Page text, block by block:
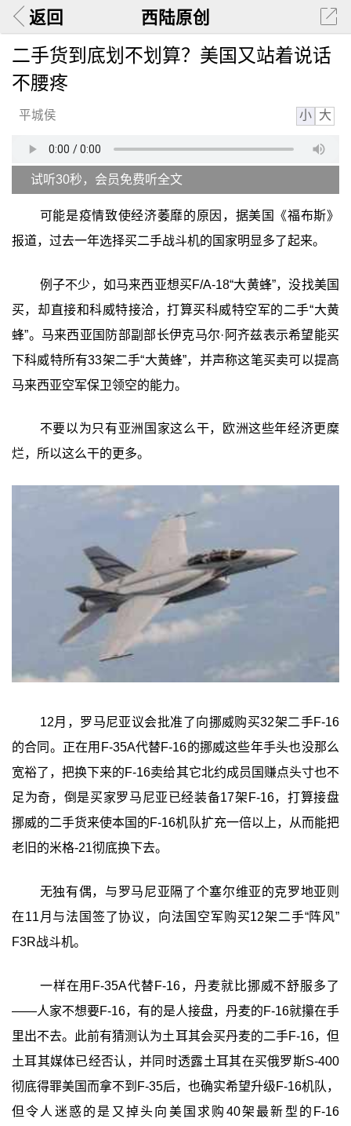
返回 西陆原创
二手货到底划不划算？美国又站着说话
不腰疼
平城侯 小 大
试听30秒，会员免费听全文
可能是疫情致使经济萎靡的原因，据美国《福布斯》
报道，过去一年选择买二手战斗机的国家明显多了起来。
例子不少，如马来西亚想买F/A-18“大黄蜂”，没找美国
买，却直接和科威特接洽，打算买科威特空军的二手“大黄
蜂”。马来西亚国防部副部长伊克马尔·阿齐兹表示希望能买
下科威特所有33架二手“大黄蜂”，并声称这笔买卖可以提高
马来西亚空军保卫领空的能力。
不要以为只有亚洲国家这么干，欧洲这些年经济更糜
烂，所以这么干的更多。
12月，罗马尼亚议会批准了向挪威购买32架二手F-16
的合同。正在用F-35A代替F-16的挪威这些年手头也没那么
宽裕了，把换下来的F-16卖给其它北约成员国赚点头寸也不
足为奇，倒是买家罗马尼亚已经装备17架F-16，打算接盘
挪威的二手货来使本国的F-16机队扩充一倍以上，从而能把
老旧的米格-21彻底换下去。
无独有偶，与罗马尼亚隔了个塞尔维亚的克罗地亚则
在11月与法国签了协议，向法国空军购买12架二手“阵风”
F3R战斗机。
一样在用F-35A代替F-16，丹麦就比挪威不舒服多了
——人家不想要F-16，有的是人接盘，丹麦的F-16就攥在手
里出不去。此前有猜测认为土耳其会买丹麦的二手F-16，但
土耳其媒体已经否认，并同时透露土耳其在买俄罗斯S-400
彻底得罪美国而拿不到F-35后，也确实希望升级F-16机队，
但令人迷惑的是又掉头向美国求购40架最新型的F-16